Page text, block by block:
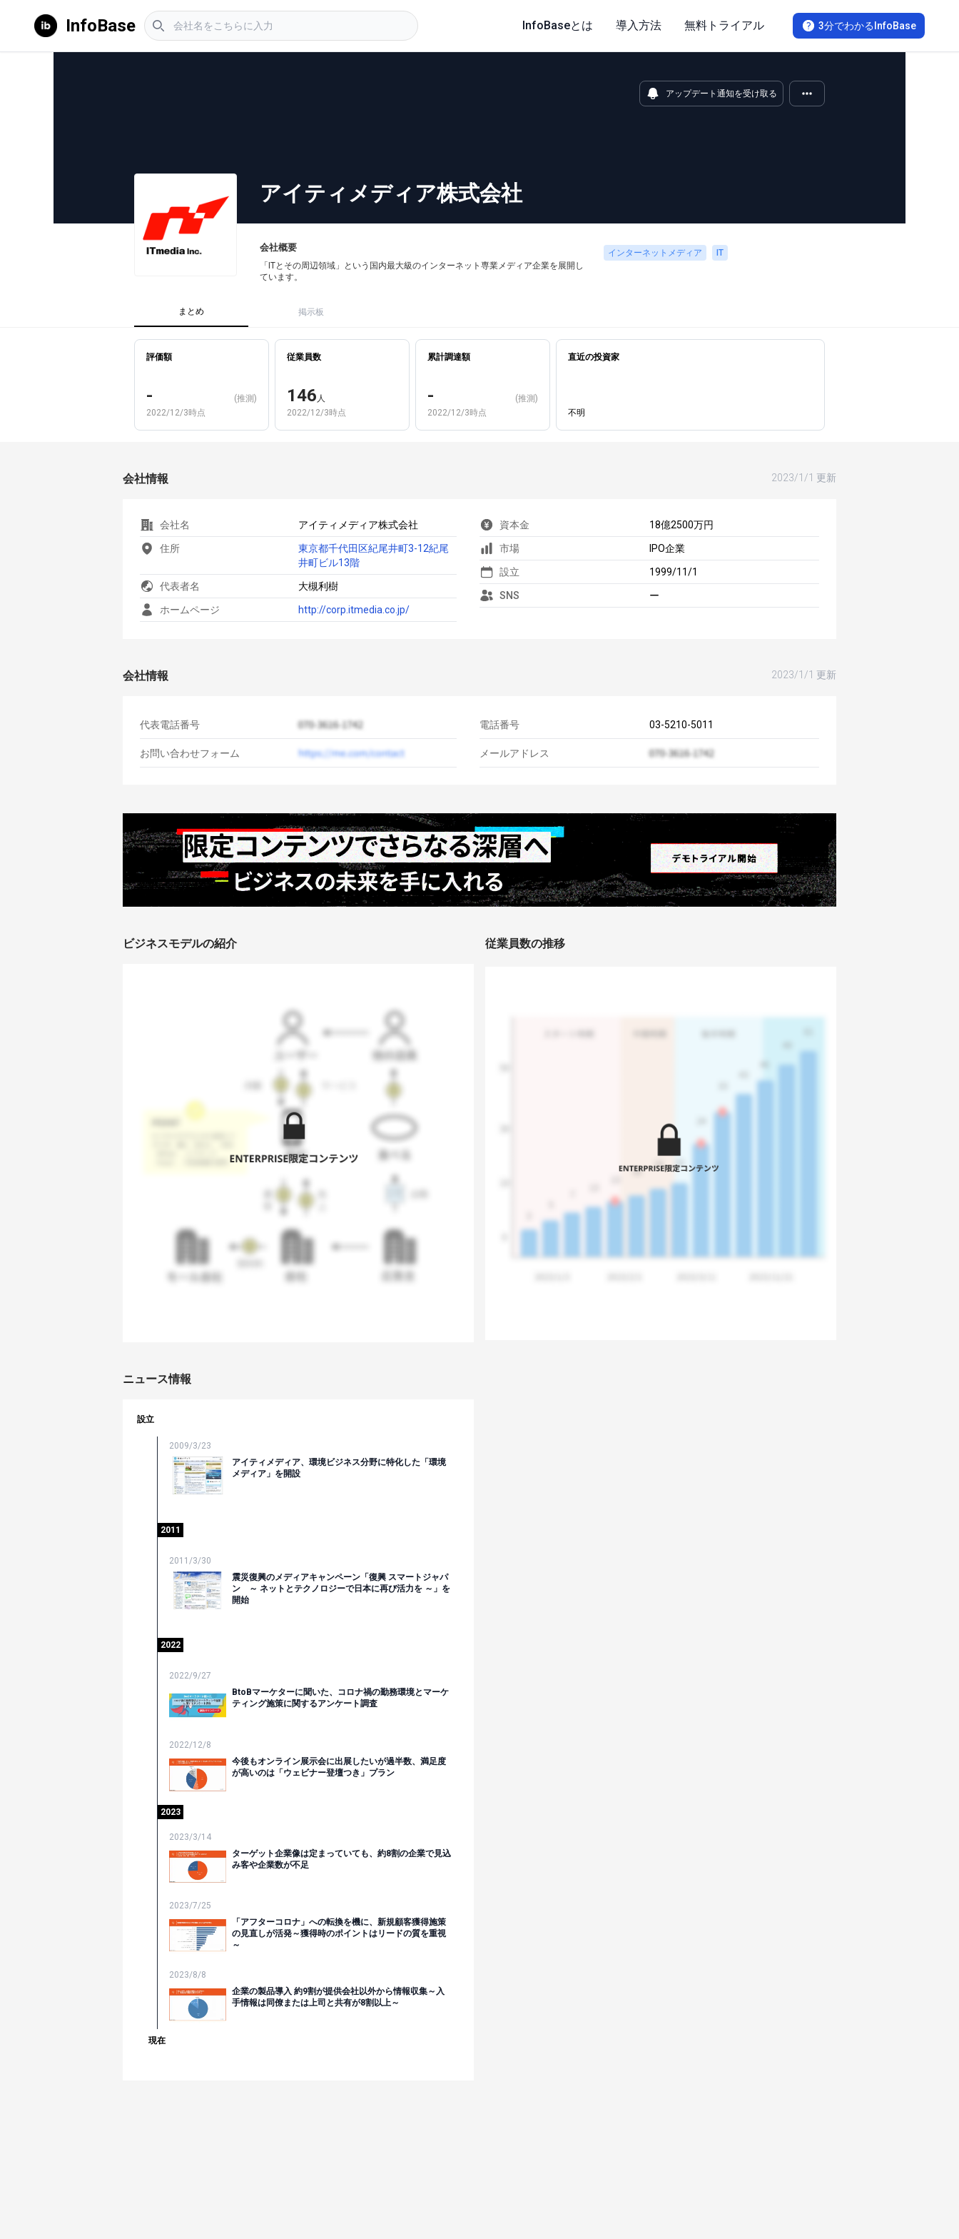
InfoBase 3分でわかるInfoBase
InfoBaseとは 導入方法 無料トライアル
アップデート通知を受け取る
アイティメディア株式会社
会社概要
「ITとその周辺領域」という国内最大級のインターネット専業メディア企業を展開し
ています。
インターネットメディア IT
まとめ 掲示板
評価額
-
(推測)
2022/12/3時点
従業員数
146 人
2022/12/3時点
累計調達額
-
(推測)
2022/12/3時点
直近の投資家
不明
会社情報 2023/1/1 更新
会社名 アイティメディア株式会社
住所
東京都千代田区紀尾井町3-12紀尾
井町ビル13階
代表者名 大槻利樹
ホームページ http://corp.itmedia.co.jp/
資本金 18億2500万円
市場 IPO企業
設立 1999/11/1
SNS ー
会社情報 2023/1/1 更新
代表電話番号
お問い合わせフォーム
電話番号 03-5210-5011
メールアドレス
ビジネスモデルの紹介 従業員数の推移
ニュース情報
設立
2009/3/23
アイティメディア、環境ビジネス分野に特化した「環境
メディア」を開設
2011
2011/3/30
震災復興のメディアキャンペーン「復興 スマートジャパ
ン ～ ネットとテクノロジーで日本に再び活力を ～」を
開始
2022
2022/9/27
BtoBマーケターに聞いた、コロナ禍の勤務環境とマーケ
ティング施策に関するアンケート調査
2022/12/8
今後もオンライン展示会に出展したいが過半数、満足度
が高いのは「ウェビナー登壇つき」プラン
2023
2023/3/14
ターゲット企業像は定まっていても、約8割の企業で見込
み客や企業数が不足
2023/7/25
「アフターコロナ」への転換を機に、新規顧客獲得施策
の見直しが活発～獲得時のポイントはリードの質を重視
～
2023/8/8
企業の製品導入 約9割が提供会社以外から情報収集～入
手情報は同僚または上司と共有が8割以上～
現在